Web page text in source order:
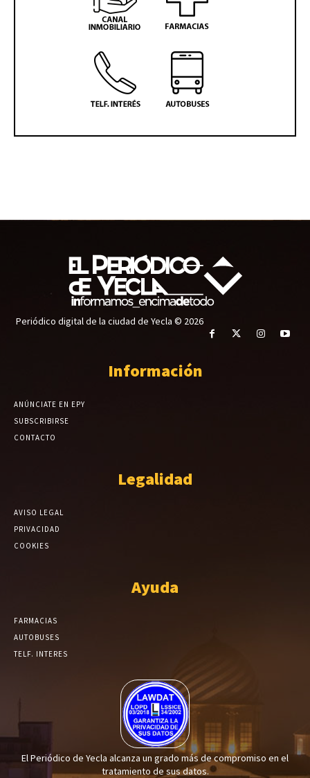
Periódico digital de la ciudad de Yecla © 2026
Información
ANÚNCIATE EN EPY
SUBSCRIBIRSE
CONTACTO
Legalidad
AVISO LEGAL
PRIVACIDAD
COOKIES
Ayuda
FARMACIAS
AUTOBUSES
TELF. INTERES
El Periódico de Yecla alcanza un grado más de compromiso en el
tratamiento de sus datos.